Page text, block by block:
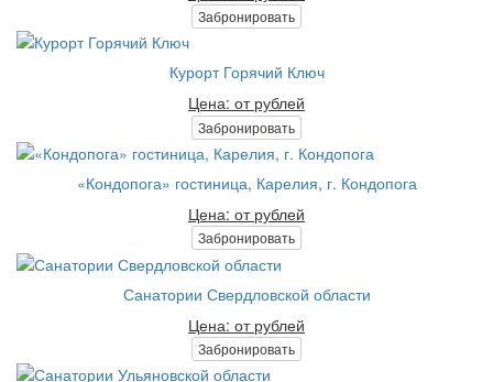
Забронировать
Курорт Горячий Ключ
Цена: от рублей
Забронировать
«Кондопога» гостиница, Карелия, г. Кондопога
Цена: от рублей
Забронировать
Санатории Свердловской области
Цена: от рублей
Забронировать